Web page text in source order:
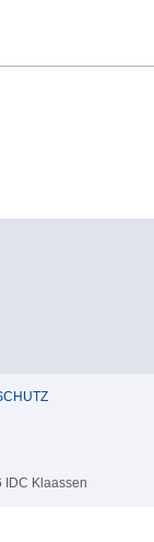
Klaassen